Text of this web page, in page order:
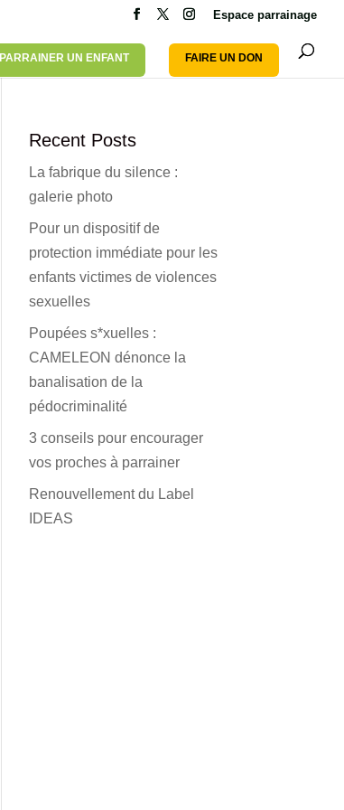
Espace parrainage
PARRAINER UN ENFANT FAIRE UN DON
Recent Posts
La fabrique du silence :
galerie photo
Pour un dispositif de
protection immédiate pour les
enfants victimes de violences
sexuelles
Poupées s*xuelles :
CAMELEON dénonce la
banalisation de la
pédocriminalité
3 conseils pour encourager
vos proches à parrainer
Renouvellement du Label
IDEAS